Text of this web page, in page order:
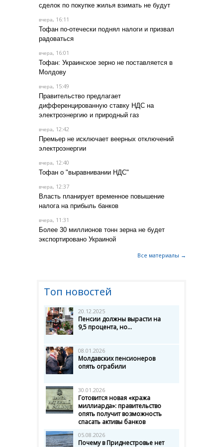
сделок по покупке жилья взимать не будут
вчера, 16:11
Тофан по-отечески поднял налоги и призвал
радоваться
вчера, 16:01
Тофан: Украинское зерно не поставляется в
Молдову
вчера, 15:49
Правительство предлагает
дифференцированную ставку НДС на
электроэнергию и природный газ
вчера, 12:42
Премьер не исключает веерных отключений
электроэнергии
вчера, 12:40
Тофан о "выравнивании НДС"
вчера, 12:37
Власть планирует временное повышение
налога на прибыль банков
вчера, 11:31
Более 30 миллионов тонн зерна не будет
экспортировано Украиной
Все материалы →
Топ новостей
20.12.2025
Пенсии должны вырасти на
9,5 процента, но...
08.01.2026
Молдавских пенсионеров
опять ограбили
30.01.2026
Готовится новая «кража
миллиарда»: правительство
опять получит возможность
спасать активы банков
05.08.2026
Почему в Приднестровье нет